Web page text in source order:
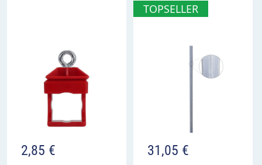
bezieht sich auf das zugehörige
Bezugszeichen
2,85 €
TOPSELLER
31,05 €